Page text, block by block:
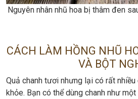
Nguyên nhân nhũ hoa bị thâm đen
CÁCH LÀM HỒNG NHŨ
VÀ BỘT
Quả chanh tươi nhưng lại có rất
khỏe. Bạn có thể dùng chanh như